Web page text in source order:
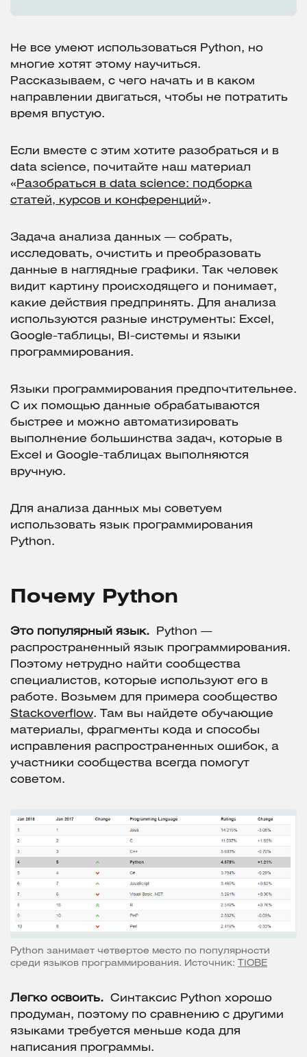
Не все умеют использоваться Python, но
многие хотят этому научиться.
Рассказываем, с чего начать и в каком
направлении двигаться, чтобы не потратить
время впустую.
Если вместе с этим хотите разобраться и в
data science, почитайте наш материал
« Разобраться в data science: подборка
статей, курсов и конференций».
Задача анализа данных — собрать,
исследовать, очистить и преобразовать
данные в наглядные графики. Так человек
видит картину происходящего и понимает,
какие действия предпринять. Для анализа
используются разные инструменты: Excel,
Google-таблицы, BI-системы и языки
программирования.
Языки программирования предпочтительнее.
С их помощью данные обрабатываются
быстрее и можно автоматизировать
выполнение большинства задач, которые в
Excel и Google-таблицах выполняются
вручную.
Для анализа данных мы советуем
использовать язык программирования
Python.
Почему Python
Это популярный язык.
Python —
распространенный язык программирования.
Поэтому нетрудно найти сообщества
специалистов, которые используют его в
работе. Возьмем для примера сообщество
Stackoverflow. Там вы найдете обучающие
материалы, фрагменты кода и способы
исправления распространенных ошибок, а
участники сообщества всегда помогут
советом.
Python занимает четвертое место по популярности
среди языков программирования. Источник:
TIOBE
Легко освоить.
Синтаксис Python хорошо
продуман, поэтому по сравнению с другими
языками требуется меньше кода для
написания программы.